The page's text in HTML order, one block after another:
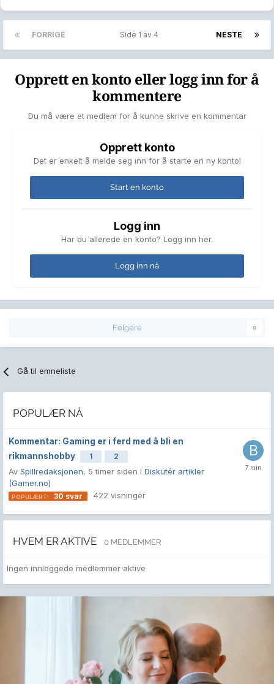
FORRIGE NESTE
Side 1 av 4
Opprett en konto eller logg inn for å
kommentere
Du må være et medlem for å kunne skrive en kommentar
Opprett konto
Det er enkelt å melde seg inn for å starte en ny konto!
Start en konto
Logg inn
Har du allerede en konto? Logg inn her.
Logg inn nå
Følgere 0
Gå til emneliste
POPULÆR NÅ
Kommentar: Gaming er i ferd med å bli en
rikmannshobby
1 2
Av Spillredaksjonen, 5 timer siden i Diskutér artikler
(Gamer.no)
30 svar 422 visninger
HVEM ER AKTIVE 0 MEDLEMMER
Ingen innloggede medlemmer aktive